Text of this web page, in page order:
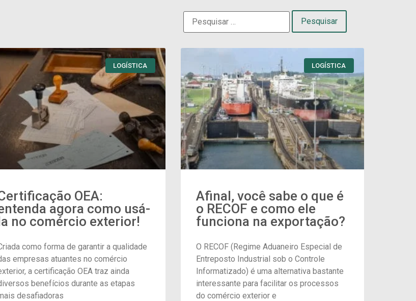
LOGÍSTICA
OEA:
agora como usá-
no comércio exterior!
como forma de garantir a qualidade
empresas atuantes no comércio
a certificação OEA traz ainda
benefícios durante as etapas
desafiadoras
LOGÍSTICA
Afinal, você sabe o que é
o RECOF e como ele
funciona na exportação?
O RECOF (Regime Aduaneiro Especial de
Entreposto Industrial sob o Controle
Informatizado) é uma alternativa bastante
interessante para facilitar os processos
do comércio exterior e